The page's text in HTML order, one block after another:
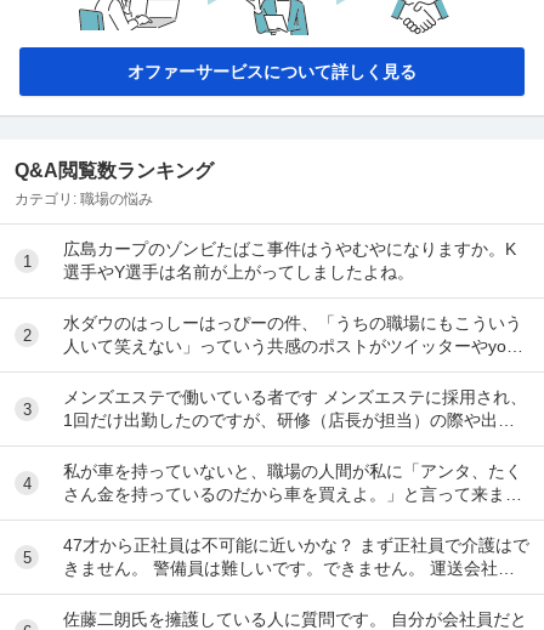
オファーサービスについて詳しく見る
Q&A閲覧数ランキング
カテゴリ: 職場の悩み
1
広島カープのゾンビたばこ事件はうやむやになりますか。K
選手やY選手は名前が上がってしましたよね。
2
水ダウのはっしーはっぴーの件、「うちの職場にもこういう
人いて笑えない」っていう共感のポストがツイッターやyout
ubeのコメント欄に多すぎてそっちに驚いて...
3
メンズエステで働いている者です メンズエステに採用され、
1回だけ出勤したのですが、研修（店長が担当）の際や出勤
時に「元々デリをやっていたなら」という理由で...
4
私が車を持っていないと、職場の人間が私に「アンタ、たく
さん金を持っているのだから車を買えよ。」と言って来ま
す。 でも なんで しんどい思いをして働いた金で...
5
47才から正社員は不可能に近いかな？ まず正社員で介護はで
きません。 警備員は難しいです。できません。 運送会社の
運転手は無理です。できません 過去にうつ...
佐藤二朗氏を擁護している人に質問です。 自分が会社員だと